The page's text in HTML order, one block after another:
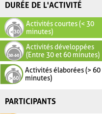
DURÉE DE L'ACTIVITÉ
Activités courtes (< 30
minutes)
Activités développées
(Entre 30 et 60 minutes)
Activités élaborées (> 60
minutes)
PARTICIPANTS